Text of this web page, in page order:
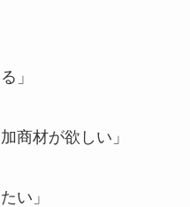
」
商材が欲しい」
い」